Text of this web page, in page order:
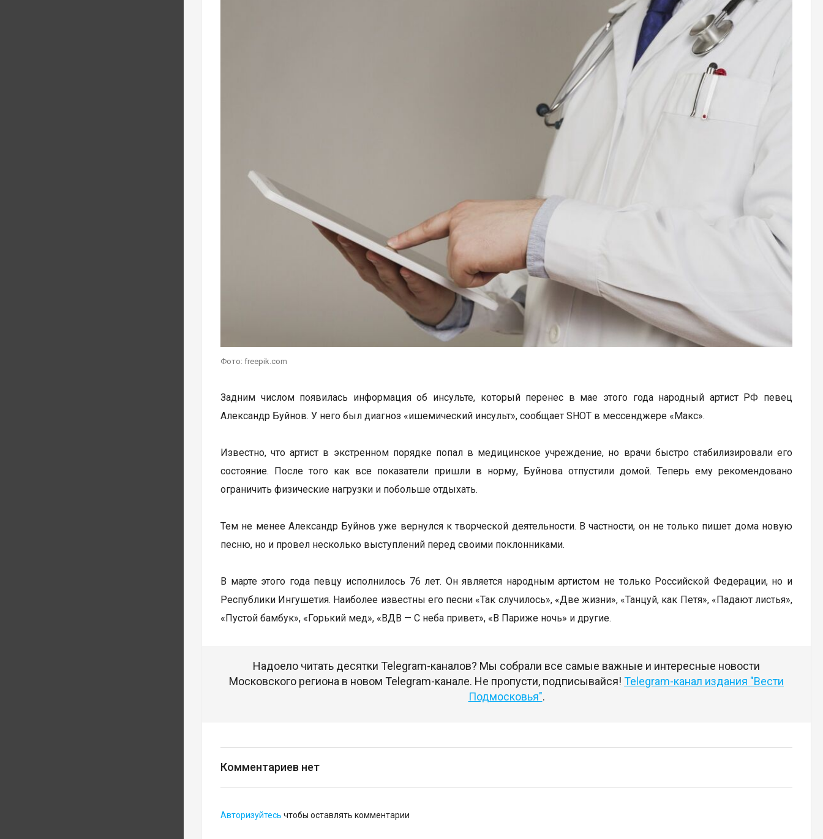
Фото: freepik.com
Задним числом появилась информация об инсульте, который перенес в мае этого года народный артист РФ певец
Александр Буйнов. У него был диагноз «ишемический инсульт», сообщает SHOT в мессенджере «Макс».
Известно, что артист в экстренном порядке попал в медицинское учреждение, но врачи быстро стабилизировали его
состояние. После того как все показатели пришли в норму, Буйнова отпустили домой. Теперь ему рекомендовано
ограничить физические нагрузки и побольше отдыхать.
Тем не менее Александр Буйнов уже вернулся к творческой деятельности. В частности, он не только пишет дома новую
песню, но и провел несколько выступлений перед своими поклонниками.
В марте этого года певцу исполнилось 76 лет. Он является народным артистом не только Российской Федерации, но и
Республики Ингушетия. Наиболее известны его песни «Так случилось», «Две жизни», «Танцуй, как Петя», «Падают листья»,
«Пустой бамбук», «Горький мед», «ВДВ — С неба привет», «В Париже ночь» и другие.
Надоело читать десятки Telegram-каналов? Мы собрали все самые важные и интересные новости
Московского региона в новом Telegram-канале. Не пропусти, подписывайся! Telegram-канал издания "Вести
Подмосковья".
Комментариев нет
Авторизуйтесь чтобы оставлять комментарии